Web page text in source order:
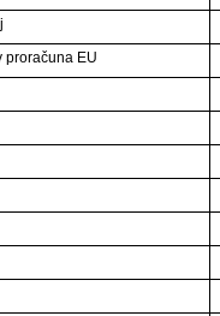
proračuna EU